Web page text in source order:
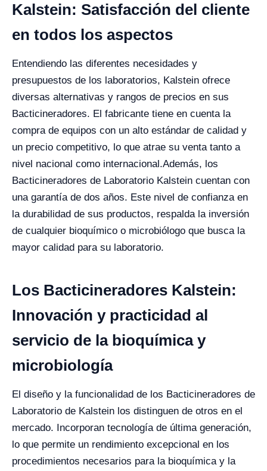
Kalstein: Satisfacción del cliente
en todos los aspectos
Entendiendo las diferentes necesidades y
presupuestos de los laboratorios, Kalstein ofrece
diversas alternativas y rangos de precios en sus
Bacticineradores. El fabricante tiene en cuenta la
compra de equipos con un alto estándar de calidad y
un precio competitivo, lo que atrae su venta tanto a
nivel nacional como internacional.Además, los
Bacticineradores de Laboratorio Kalstein cuentan con
una garantía de dos años. Este nivel de confianza en
la durabilidad de sus productos, respalda la inversión
de cualquier bioquímico o microbiólogo que busca la
mayor calidad para su laboratorio.
Los Bacticineradores Kalstein:
Innovación y practicidad al
servicio de la bioquímica y
microbiología
El diseño y la funcionalidad de los Bacticineradores de
Laboratorio de Kalstein los distinguen de otros en el
mercado. Incorporan tecnología de última generación,
lo que permite un rendimiento excepcional en los
procedimientos necesarios para la bioquímica y la